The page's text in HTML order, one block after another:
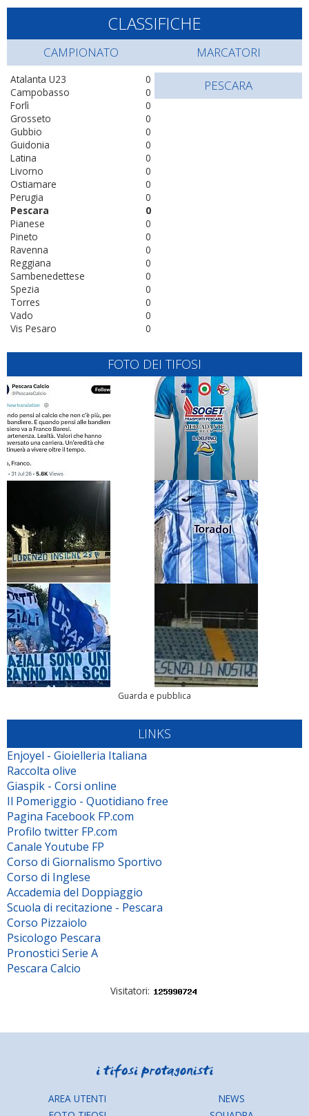
CLASSIFICHE
CAMPIONATO
0
Atalanta U23
0
Campobasso
0
Forlì
0
Grosseto
0
Gubbio
0
Guidonia
0
Latina
0
Livorno
0
Ostiamare
0
Perugia
0
Pescara
0
Pianese
0
Pineto
0
Ravenna
0
Reggiana
0
Sambenedettese
0
Spezia
0
Torres
0
Vado
0
Vis Pesaro
MARCATORI
PESCARA
FOTO DEI TIFOSI
Guarda e pubblica
LINKS
Enjoyel - Gioielleria Italiana
Raccolta olive
Giaspik - Corsi online
Il Pomeriggio - Quotidiano free
Pagina Facebook FP.com
Profilo twitter FP.com
Canale Youtube FP
Corso di Giornalismo Sportivo
Corso di Inglese
Accademia del Doppiaggio
Scuola di recitazione - Pescara
Corso Pizzaiolo
Psicologo Pescara
Pronostici Serie A
Pescara Calcio
Visitatori:
AREA UTENTI
NEWS